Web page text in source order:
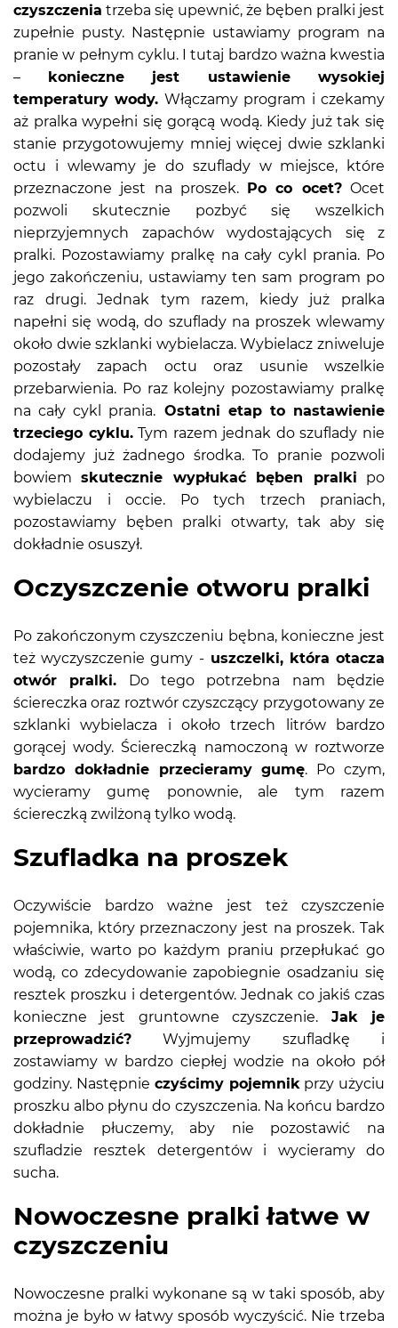
czyszczenia trzeba się upewnić, że bęben pralki jest
zupełnie pusty. Następnie ustawiamy program na
pranie w pełnym cyklu. I tutaj bardzo ważna kwestia
– konieczne jest ustawienie wysokiej
temperatury wody. Włączamy program i czekamy
aż pralka wypełni się gorącą wodą. Kiedy już tak się
stanie przygotowujemy mniej więcej dwie szklanki
octu i wlewamy je do szuflady w miejsce, które
przeznaczone jest na proszek. Po co ocet?Ocet
pozwoli skutecznie pozbyć się wszelkich
nieprzyjemnych zapachów wydostających się z
pralki. Pozostawiamy pralkę na cały cykl prania. Po
jego zakończeniu, ustawiamy ten sam program po
raz drugi. Jednak tym razem, kiedy już pralka
napełni się wodą, do szuflady na proszek wlewamy
około dwie szklanki wybielacza. Wybielacz zniweluje
pozostały zapach octu oraz usunie wszelkie
przebarwienia. Po raz kolejny pozostawiamy pralkę
na cały cykl prania. Ostatni etap to nastawienie
trzeciego cyklu.Tym razem jednak do szuflady nie
dodajemy już żadnego środka. To pranie pozwoli
bowiemskutecznie wypłukać bęben pralki po
wybielaczu i occie. Po tych trzech praniach,
pozostawiamy bęben pralki otwarty, tak aby się
dokładnie osuszył.
Oczyszczenie otworu pralki
Po zakończonym czyszczeniu bębna, konieczne jest
też wyczyszczenie gumy -uszczelki, która otacza
otwór pralki. Do tego potrzebna nam będzie
ściereczka oraz roztwór czyszczący przygotowany ze
szklanki wybielacza i około trzech litrów bardzo
gorącej wody. Ściereczką namoczoną w roztworze
bardzo dokładnie przecieramy gumę. Po czym,
wycieramy gumę ponownie, ale tym razem
ściereczką zwilżoną tylko wodą.
Szufladka na proszek
Oczywiście bardzo ważne jest też czyszczenie
pojemnika, który przeznaczony jest na proszek. Tak
właściwie, warto po każdym praniu przepłukać go
wodą, co zdecydowanie zapobiegnie osadzaniu się
resztek proszku i detergentów. Jednak co jakiś czas
konieczne jest gruntowne czyszczenie. Jak je
przeprowadzić? Wyjmujemy szufladkę i
zostawiamy w bardzo ciepłej wodzie na około pół
godziny. Następnie czyścimy pojemnikprzy użyciu
proszku albo płynu do czyszczenia. Na końcu bardzo
dokładnie płuczemy, aby nie pozostawić na
szufladzie resztek detergentów i wycieramy do
sucha.
Nowoczesne pralki łatwe w
czyszczeniu
Nowoczesne pralki wykonane są w taki sposób, aby
można je było w łatwy sposób wyczyścić. Nie trzeba